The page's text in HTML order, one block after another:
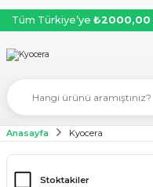
Tüm Türkiye’ye ₺2000,00
Anasayfa Kyocera
Stoktakiler